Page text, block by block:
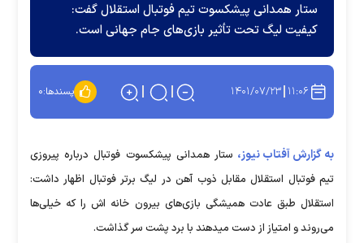
ستار همدانی پیشکسوت تیم فوتبال استقلال گفت:
کیفیت لیگ تحت تأثیر بازی‌های جام جهانی است.
۱۱:۰۶ ۱۴۰۱/۰۷/۲۳ پسندها:۰
به گزارش آفتاب نیوز، ستار همدانی پیشکسوت فوتبال درباره پیروزی
تیم فوتبال استقلال مقابل ذوب آهن در لیگ برتر فوتبال اظهار داشت:
استقلال طبق عادت همیشگی بازی‌های بیرون خانه اش را که خیلی‌ها
می‌روند و امتیاز از دست میدهند با برد پشت سر گذاشت.